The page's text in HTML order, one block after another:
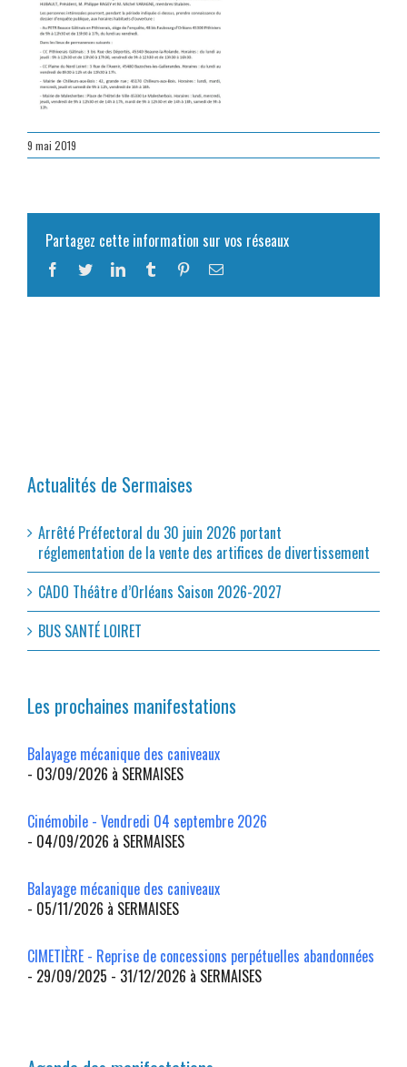
9 mai 2019
Partagez cette information sur vos réseaux
Facebook
TwitterLinkedInTumblr PinterestEmail
Actualités de Sermaises
Arrêté Préfectoral du 30 juin 2026 portant
réglementation de la vente des artifices de divertissement
CADO Théâtre d’Orléans Saison 2026-2027
BUS SANTÉ LOIRET
Les prochaines manifestations
Balayage mécanique des caniveaux
- 03/09/2026 à SERMAISES
Cinémobile - Vendredi 04 septembre 2026
- 04/09/2026 à SERMAISES
Balayage mécanique des caniveaux
- 05/11/2026 à SERMAISES
CIMETIÈRE - Reprise de concessions perpétuelles abandonnées
- 29/09/2025 - 31/12/2026 à SERMAISES